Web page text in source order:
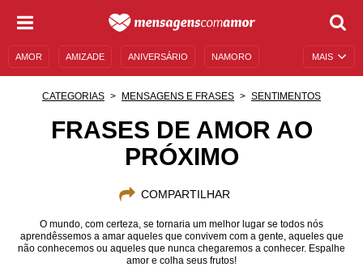
MAIS
AMOR AMIZADE ANIVERSÁRIO NAMORO
MENSAGENS DE ANIVERSÁRIO
CATEGORIAS MENSAGENS E FRASES SENTIMENTOS
FRASES DE AMOR AO
PRÓXIMO
COMPARTILHAR
O mundo, com certeza, se tornaria um melhor lugar se todos nós
aprendêssemos a amar aqueles que convivem com a gente, aqueles que
não conhecemos ou aqueles que nunca chegaremos a conhecer. Espalhe
amor e colha seus frutos!